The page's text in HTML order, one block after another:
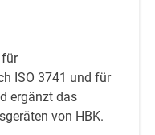
für
ISO 3741 und für
ergänzt das
von HBK.